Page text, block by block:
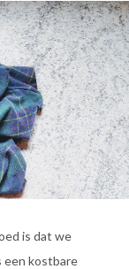
is dat we
een kostbare